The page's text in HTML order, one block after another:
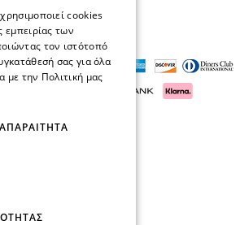
cookies
εμπειρίας των
τον ιστότοπό
σας για όλα
την Πολιτική μας